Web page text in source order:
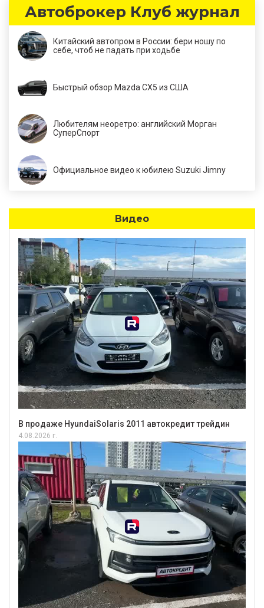
Автоброкер Клуб журнал
Китайский автопром в России: бери ношу по
себе, чтоб не падать при ходьбе
Быстрый обзор Mazda CX5 из США
Любителям неоретро: английский Морган
СуперСпорт
Официальное видео к юбилею Suzuki Jimny
Видео
В продаже HyundaiSolaris 2011 автокредит трейдин
4.08.2026 г.